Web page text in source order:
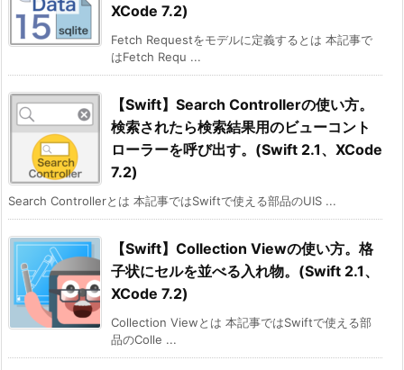
XCode 7.2)
Fetch Requestをモデルに定義するとは 本記事で
はFetch Requ ...
【Swift】Search Controllerの使い方。
検索されたら検索結果用のビューコント
ローラーを呼び出す。(Swift 2.1、XCode
7.2)
Search Controllerとは 本記事ではSwiftで使える部品のUIS ...
【Swift】Collection Viewの使い方。格
子状にセルを並べる入れ物。(Swift 2.1、
XCode 7.2)
Collection Viewとは 本記事ではSwiftで使える部
品のColle ...